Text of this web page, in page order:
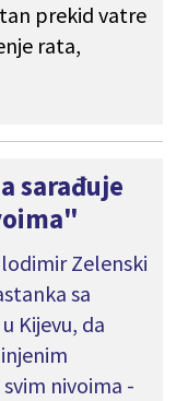
prekid vatre
rata,
sarađuje
Zelenski
sa
Kijevu, da
nivoima -